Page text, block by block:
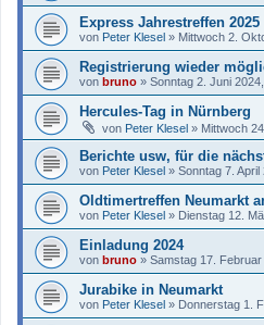
Express Jahrestreffen 2025
von Peter Klesel » Mittwoch 2.
Registrierung wieder
von bruno » Sonntag 2. Juni
Hercules-Tag in Nürnberg
von Peter Klesel » Mittwoch
Berichte usw, für die
von Peter Klesel » Sonntag 7. April
Oldtimertreffen Neumarkt
von Peter Klesel » Dienstag 12.
Einladung 2024
von bruno » Samstag 17.
Jurabike in Neumarkt
von Peter Klesel » Donnerstag 1.